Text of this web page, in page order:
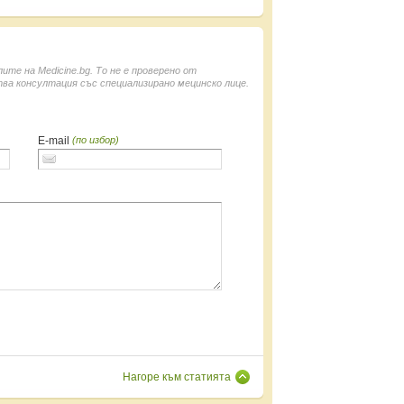
на Medicine.bg. То не е проверено от
консултация със специализирано мецинско лице.
E-mail (по избор)
Нагоре към статията